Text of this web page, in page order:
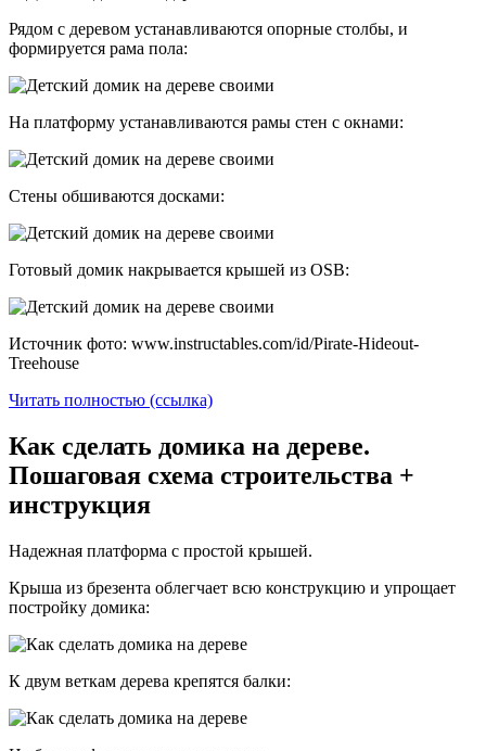
Рядом с деревом устанавливаются опорные столбы, и
формируется рама пола:
На платформу устанавливаются рамы стен с окнами:
Стены обшиваются досками:
Готовый домик накрывается крышей из OSB:
Источник фото: www.instructables.com/id/Pirate-Hideout-
Treehouse
Читать полностью (ссылка)
Как сделать домика на дереве.
Пошаговая схема строительства +
инструкция
Надежная платформа с простой крышей.
Крыша из брезента облегчает всю конструкцию и упрощает
постройку домика:
К двум веткам дерева крепятся балки: